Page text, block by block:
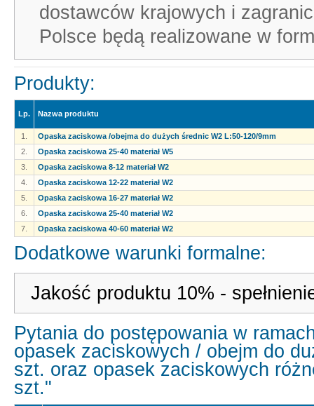
dostawców krajowych i
Polsce będą realizowane w
Produkty:
Lp. Nazwa produktu
1.
Opaska zaciskowa /obejma do dużych średnic W2 L:50-120/9mm
2.
Opaska zaciskowa 25-40 materiał W5
3.
Opaska zaciskowa 8-12 materiał W2
4.
Opaska zaciskowa 12-22 materiał W2
5.
Opaska zaciskowa 16-27 materiał W2
6.
Opaska zaciskowa 25-40 materiał W2
7.
Opaska zaciskowa 40-60 materiał W2
Dodatkowe warunki formalne:
Jakość produktu 10% -
Pytania do postępowania w
opasek zaciskowych / obejm do
szt. oraz opasek zaciskowych
szt."